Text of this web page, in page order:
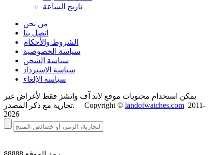
تاريخ الساعة
من نحن
اتصل بنا
الشروط والأحكام
سياسة الخصوصية
سياسة الشحن
سياسة الاسترداد
سياسة الإلغاء
يمكن استخدام محتويات موقع لاند آف واتشز فقط لأغراض غير
تجارية مع ذكر المصدر. Copyright © landofwatches.com 2011-
2026